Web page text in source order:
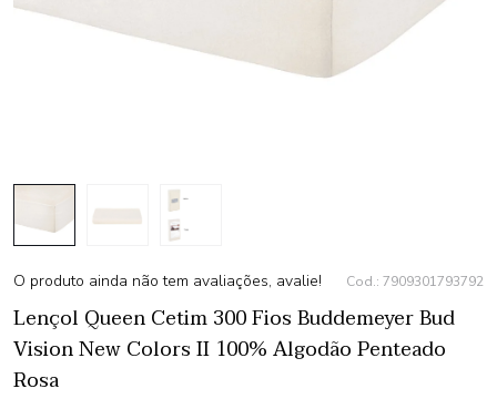
O produto ainda não tem avaliações, avalie! Cod.: 7909301793792
Lençol Queen Cetim 300 Fios Buddemeyer Bud
Vision New Colors II 100% Algodão Penteado
Rosa